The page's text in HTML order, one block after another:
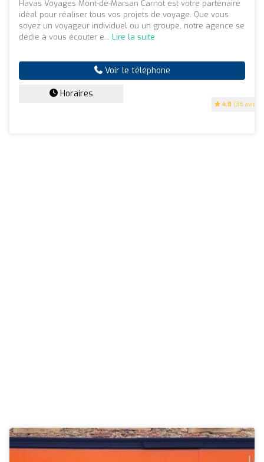
4.8 (36 avis)
Havas Voyages Mont-de-Marsan Carnot est votre partenaire
idéal pour réaliser tous vos projets de voyage. Que vous
soyez un voyageur individuel ou un groupe, notre agence se
dédie à vous écouter e... Lire la suite
Voir le téléphone
Horaires